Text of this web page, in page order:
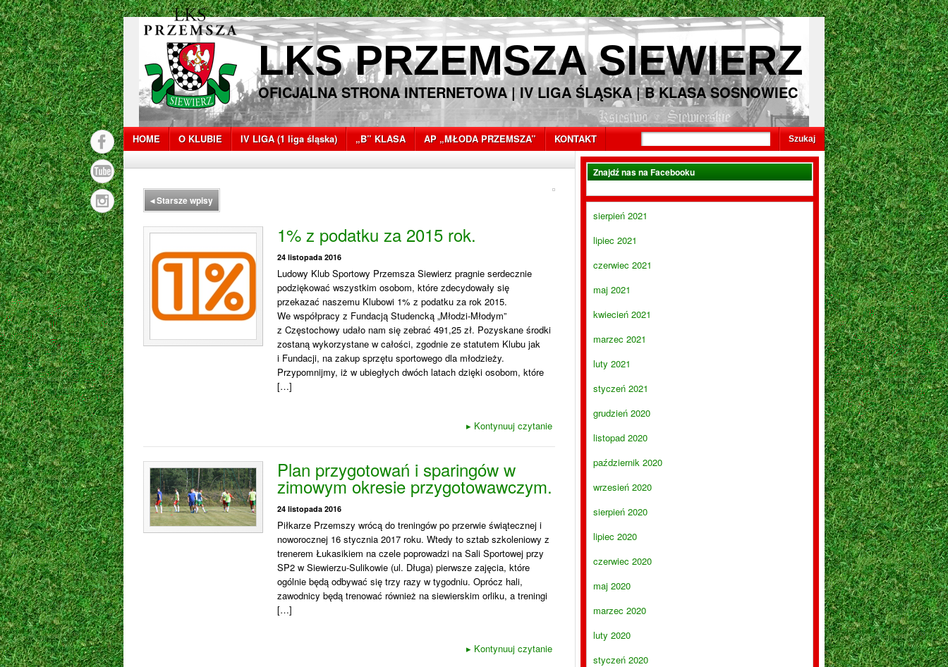
LKS PRZEMSZA SIEWIERZ
OFICJALNA STRONA INTERNETOWA | IV LIGA ŚLĄSKA | B KLASA SOSNOWIEC
HOME O KLUBIE IV LIGA (1 liga śląska) „B” KLASA AP „MŁODA PRZEMSZA” KONTAKT
◂Starsze wpisy
1% z podatku za 2015 rok.
24 listopada 2016
Ludowy Klub Sportowy Przemsza Siewierz pragnie serdecznie
podziękować wszystkim osobom, które zdecydowały się
przekazać naszemu Klubowi 1% z podatku za rok 2015.
We współpracy z Fundacją Studencką „Młodzi-Młodym”
z Częstochowy udało nam się zebrać 491,25 zł. Pozyskane środki
zostaną wykorzystane w całości, zgodnie ze statutem Klubu jak
i Fundacji, na zakup sprzętu sportowego dla młodzieży.
Przypomnijmy, iż w ubiegłych dwóch latach dzięki osobom, które
[…]
▸ Kontynuuj czytanie
Plan przygotowań i sparingów w
zimowym okresie przygotowawczym.
24 listopada 2016
Piłkarze Przemszy wrócą do treningów po przerwie świątecznej i
noworocznej 16 stycznia 2017 roku. Wtedy to sztab szkoleniowy z
trenerem Łukasikiem na czele poprowadzi na Sali Sportowej przy
SP2 w Siewierzu-Sulikowie (ul. Długa) pierwsze zajęcia, które
ogólnie będą odbywać się trzy razy w tygodniu. Oprócz hali,
zawodnicy będą trenować również na siewierskim orliku, a treningi
[…]
▸ Kontynuuj czytanie
Znajdź nas na Facebooku
sierpień 2021
lipiec 2021
czerwiec 2021
maj 2021
kwiecień 2021
marzec 2021
luty 2021
styczeń 2021
grudzień 2020
listopad 2020
październik 2020
wrzesień 2020
sierpień 2020
lipiec 2020
czerwiec 2020
maj 2020
marzec 2020
luty 2020
styczeń 2020